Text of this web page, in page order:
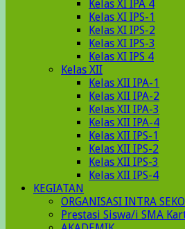
Kelas XI IPA 4
Kelas XI IPS-1
Kelas XI IPS-2
Kelas XI IPS-3
Kelas XI IPS 4
Kelas XII
Kelas XII IPA-1
Kelas XII IPA-2
Kelas XII IPA-3
Kelas XII IPA-4
Kelas XII IPS-1
Kelas XII IPS-2
Kelas XII IPS-3
Kelas XII IPS-4
KEGIATAN
ORGANISASI INTRA
Prestasi Siswa/i SMA